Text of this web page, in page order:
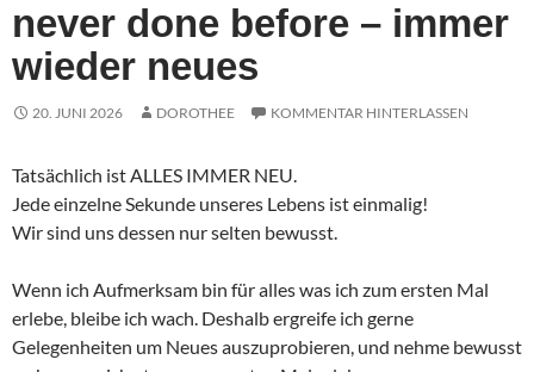
never done before – immer
wieder neues
20. JUNI 2026 DOROTHEE KOMMENTAR HINTERLASSEN
Tatsächlich ist ALLES IMMER NEU.
Jede einzelne Sekunde unseres Lebens ist einmalig!
Wir sind uns dessen nur selten bewusst.
Wenn ich Aufmerksam bin für alles was ich zum ersten Mal
erlebe, bleibe ich wach. Deshalb ergreife ich gerne
Gelegenheiten um Neues auszuprobieren, und nehme bewusst